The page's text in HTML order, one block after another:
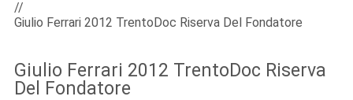
//
Giulio Ferrari 2012 TrentoDoc Riserva Del Fondatore
Giulio Ferrari 2012 TrentoDoc Riserva
Del Fondatore